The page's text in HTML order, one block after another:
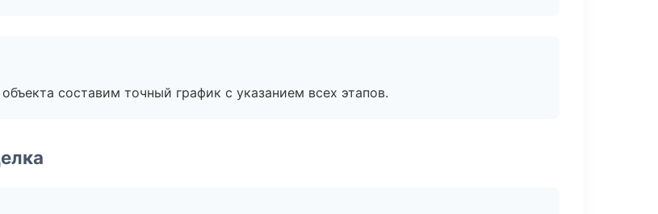
составим точный график с указанием всех этапов.